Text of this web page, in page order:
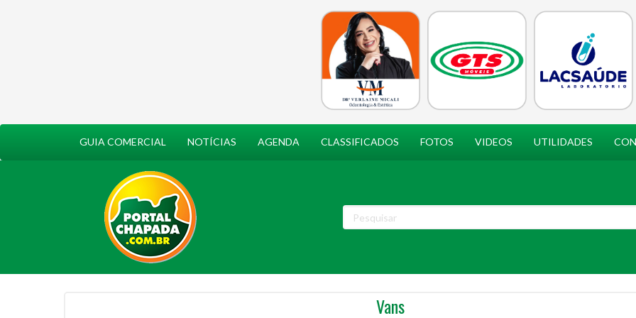
GUIA COMERCIAL NOTÍCIAS AGENDA CLASSIFICADOS FOTOS VIDEOS UTILIDADES
Vans